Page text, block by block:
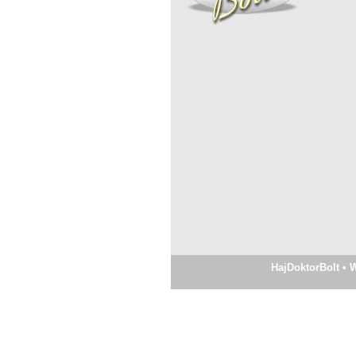
HajDoktorBolt •